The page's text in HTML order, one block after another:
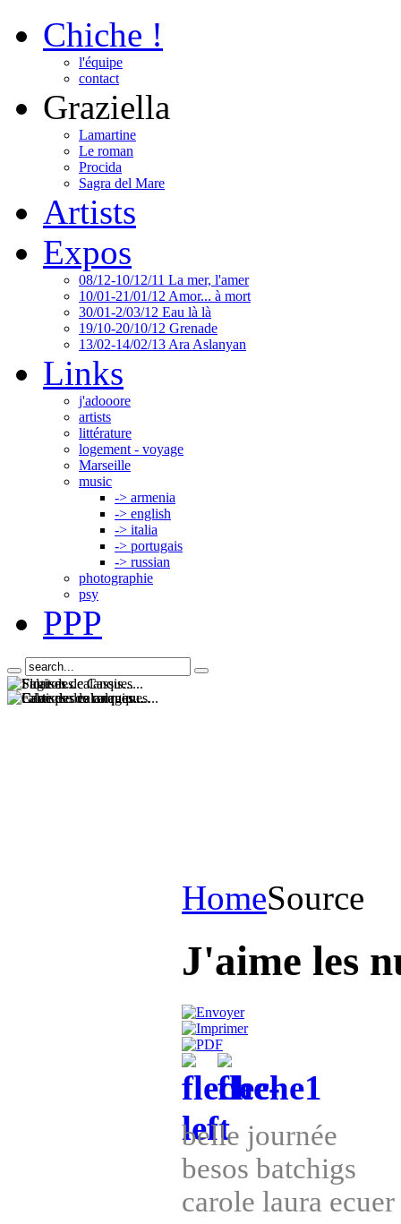
Chiche !
l'équipe
contact
Graziella
Lamartine
Le roman
Procida
Sagra del Mare
Artists
Expos
08/12-10/12/11 La mer, l'amer
10/01-21/01/12 Amor... à mort
30/01-2/03/12 Eau là là
19/10-20/10/12 Grenade
13/02-14/02/13 Ara Aslanyan
Links
j'adooore
artists
littérature
logement - voyage
Marseille
music
-> armenia
-> english
-> italia
-> portugais
-> russian
photographie
psy
PPP
HomeSource
J'aime les
belle journée
besos batchigs
carole laura ecuer